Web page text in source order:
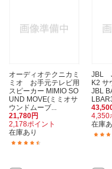
オーディオテクニカミ
ミオ お手元テレビ用
スピーカー MIMIO SO
UND MOVE(ミミオサ
ウンドムーブ...
21,780円
2,178ポイント
在庫あり
JBL
K2 サ
JBL
4,350
在庫